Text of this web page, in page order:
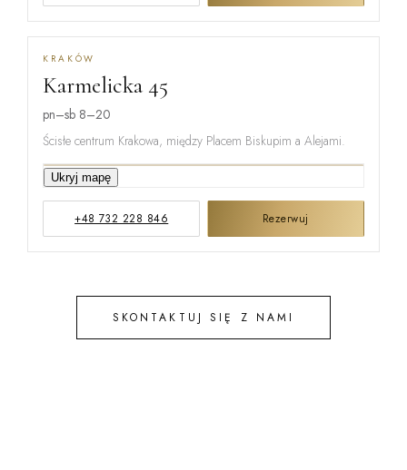
KRAKÓW
Karmelicka 45
pn–sb 8–20
Ścisłe centrum Krakowa, między Placem Biskupim a Alejami.
KARMELICKA
Ukryj mapę
+48 732 228 846 Rezerwuj
SKONTAKTUJ SIĘ Z NAMI